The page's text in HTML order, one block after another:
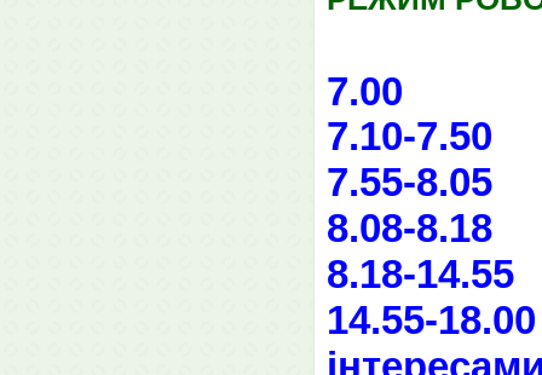
7.00 -
7.10-7.50
7.55-8.05
8.08-8.18
8.18-14.55
14.55-